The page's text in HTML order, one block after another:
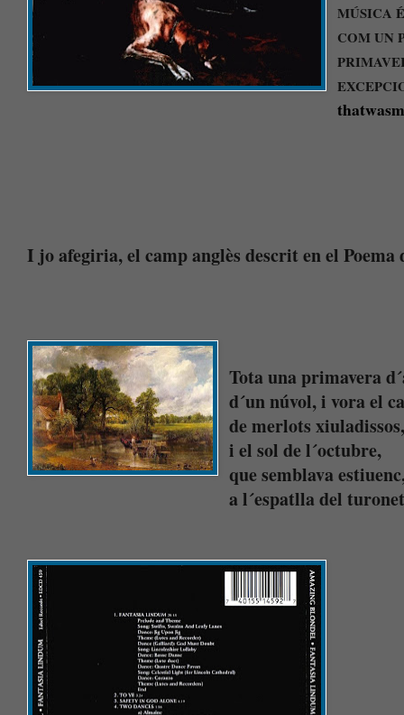
MÚSICA
COM UN
I jo afegiria, el camp anglès descrit en el
Tota una primavera
d´un núvol, i vora el
de merlots
i el sol de l´octubre,
que semblava
a l´espatlla del